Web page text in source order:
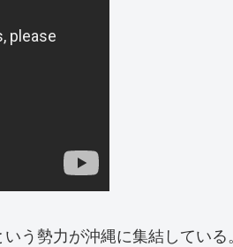
う勢力が沖縄に集結している。